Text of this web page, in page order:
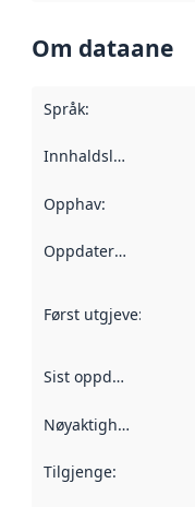
Om dataane
Språk:
Innhaldsleverandørar
Opphav:
Oppdateringsfrekvens
Først utgjeve:
Sist oppdatert
Nøyaktigheit
Tilgjenge: